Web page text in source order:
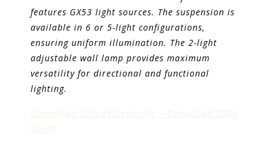
features GX53 light sources. The suspension is
available in 6 or 5-light configurations,
ensuring uniform illumination. The 2-light
adjustable wall lamp provides maximum
versatility for directional and functional
lighting.
Download Schede Tecniche – Download Data
Sheet